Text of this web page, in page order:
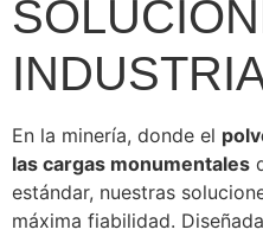
En la minería, donde el
las cargas monumentales
estándar, nuestras
máxima fiabilidad.